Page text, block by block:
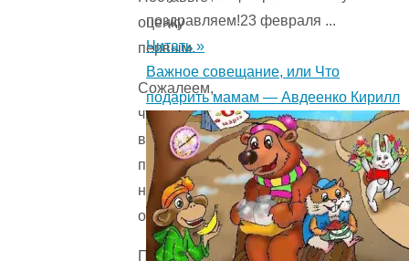
оценку
первым.
Сожалеем,
что
вы
поставили
низкую
оценку!
Помогите
поздравляем!23 февраля ...
Читать »
Важное совещание, или Что
подарить мамам — Авдеенко Кирилл